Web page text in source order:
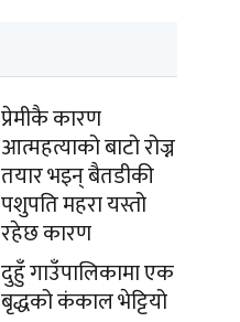
प्रेमीकै कारण
आत्महत्याको बाटो रोज्न
तयार भइन् बैतडीकी
पशुपति महरा यस्तो
रहेछ कारण
दुहुँ गाउँपालिकामा एक
बृद्धको कंकाल भेट्टियो